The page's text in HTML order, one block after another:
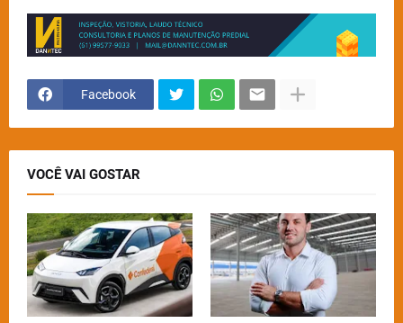
Facebook
VOCÊ VAI GOSTAR